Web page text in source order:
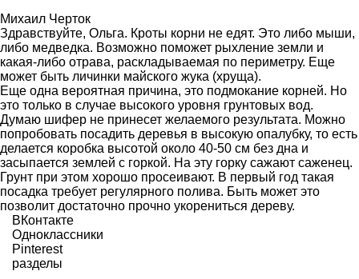
Михаил Черток
Здравствуйте, Ольга. Кроты корни не едят. Это либо мыши,
либо медведка. Возможно поможет рыхление земли и
какая-либо отрава, раскладываемая по периметру. Еще
может быть личинки майского жука (хруща).
Еще одна вероятная причина, это подмокание корней. Но
это только в случае высокого уровня грунтовых вод.
Думаю шифер не принесет желаемого результата. Можно
попробовать посадить деревья в высокую опалубку, то есть
делается коробка высотой около 40-50 см без дна и
засыпается землей с горкой. На эту горку сажают саженец.
Грунт при этом хорошо просеивают. В первый год такая
посадка требует регулярного полива. Быть может это
позволит достаточно прочно укорениться дереву.
ВКонтакте
Одноклассники
Pinterest
разделы